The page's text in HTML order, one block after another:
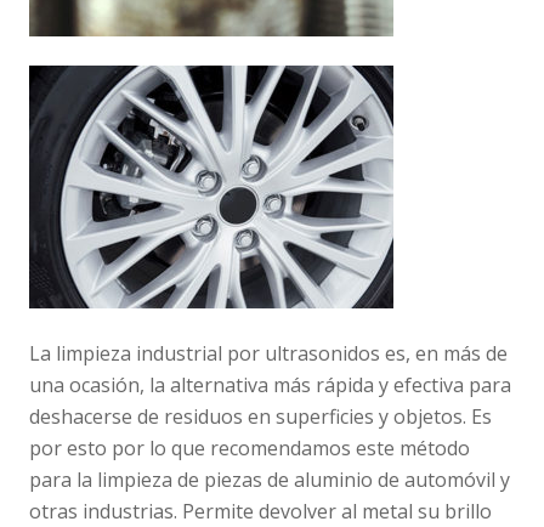
La limpieza industrial por ultrasonidos es, en más de
una ocasión, la alternativa más rápida y efectiva para
deshacerse de residuos en superficies y objetos. Es
por esto por lo que recomendamos este método
para la limpieza de piezas de aluminio de automóvil y
otras industrias. Permite devolver al metal su brillo